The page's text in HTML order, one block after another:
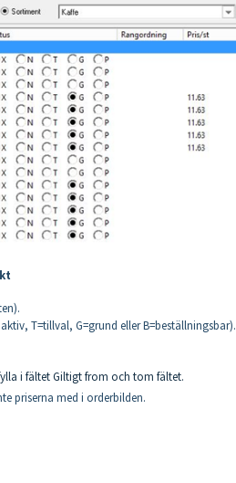
aktiv, T=tillval, G=grund eller B=beställningsbar).
i fältet Giltigt from och tom fältet.
priserna med i orderbilden.